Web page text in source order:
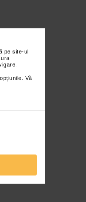
pe site-ul
Vă